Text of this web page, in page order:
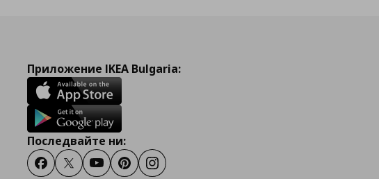
Приложение IKEA Bulgaria:
Последвайте ни:
FacebookTwitterYoutubePinterestInstagram